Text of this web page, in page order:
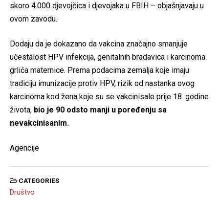
skoro 4.000 djevojčica i djevojaka u FBIH – objašnjavaju u
ovom zavodu.
Dodaju da je dokazano da vakcina značajno smanjuje
učestalost HPV infekcija, genitalnih bradavica i karcinoma
grlića maternice. Prema podacima zemalja koje imaju
tradiciju imunizacije protiv HPV, rizik od nastanka ovog
karcinoma kod žena koje su se vakcinisale prije 18. godine
života, bio je 90 odsto manji u poređenju sa
nevakcinisanim.
Agencije
CATEGORIES
Društvo